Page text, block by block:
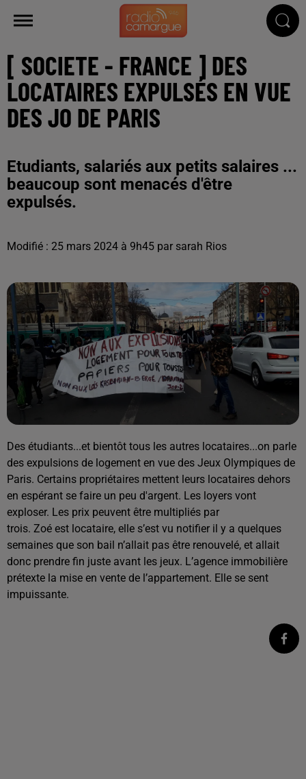
[ SOCIETE - FRANCE ] DES
LOCATAIRES EXPULSÉS EN VUE
DES JO DE PARIS
Etudiants, salariés aux petits salaires ...
beaucoup sont menacés d'être
expulsés.
Modifié : 25 mars 2024 à 9h45 par sarah Rios
Des étudiants...et bientôt tous les autres locataires...on parle
des expulsions de logement en vue des Jeux Olympiques de
Paris. Certains propriétaires mettent leurs locataires dehors
en espérant se faire un peu d'argent. Les loyers vont
exploser. Les prix peuvent être multipliés par
trois. Zoé est locataire, elle s’est vu notifier il y a quelques
semaines que son bail n’allait pas être renouvelé, et allait
donc prendre fin juste avant les jeux. L’agence immobilière
prétexte la mise en vente de l’appartement. Elle se sent
impuissante.